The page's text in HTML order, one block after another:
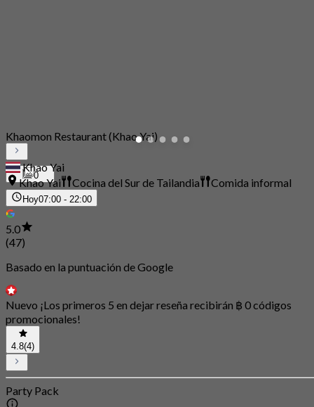
0
Khaomon Restaurant (Khao Yai)
Khao Yai
Khao Yai
Cocina del Sur de Tailandia Comida informal
Hoy07:00 - 22:00
5.0
(47)
Basado en la puntuación de Google
Nuevo ¡Los primeros 5 en dejar reseña recibirán ฿ 0 códigos
promocionales!
4.8(4)
Party Pack